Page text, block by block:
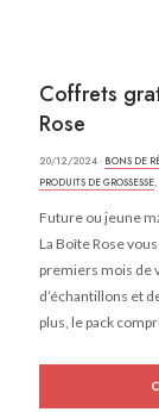
Coffrets
Rose
20/12/2024 · BONS DE
PRODUITS DE GROSSESSE,
Future ou jeune
La Boîte Rose
premiers mois de
d’échantillons et
plus, le pack